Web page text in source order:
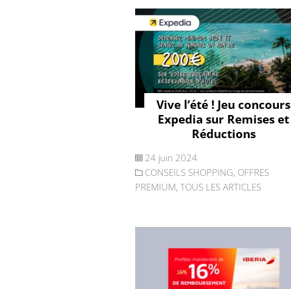
Vive l’été ! Jeu concours
Expedia sur Remises et
Réductions
24 juin 2024
CONSEILS SHOPPING, OFFRES
PREMIUM, TOUS LES ARTICLES